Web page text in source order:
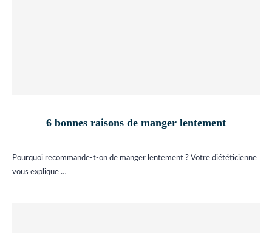
6 bonnes raisons de manger lentement
Pourquoi recommande-t-on de manger lentement ? Votre diététicienne
vous explique …